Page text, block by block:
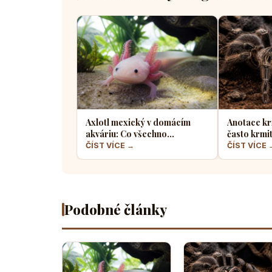
Axlotl mexický v domácím
akváriu: Co všechno
potřebuje tento fascinující
vodní dráček
ČÍST VÍCE →
Anotace
často
a jaký
ČÍST VÍCE
Podobné články